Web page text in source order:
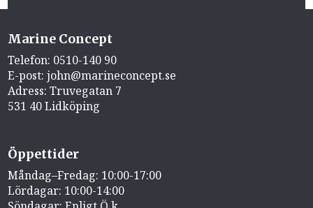
Marine Concept
Telefon: 0510-140 90
E-post:john@marineconcept.se
Adress: Truvegatan 7
531 40 Lidköping
Öppettider
Måndag–Fredag: 10:00-17:00
Lördagar: 10:00-14:00